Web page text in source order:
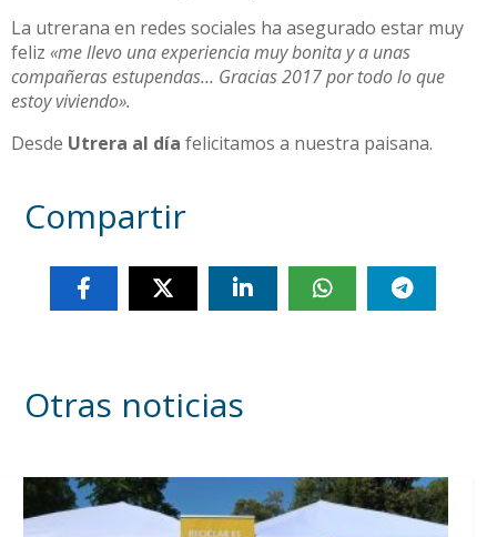
La utrerana en redes sociales ha asegurado estar muy
feliz «me llevo una experiencia muy bonita y a unas
compañeras estupendas… Gracias 2017 por todo lo que
estoy viviendo».
Desde Utrera al día felicitamos a nuestra paisana.
Compartir
Otras noticias